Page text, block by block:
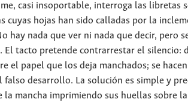
casi insoportable, interroga las libretas
cuyas hojas han sido calladas por la
hay nada que ver ni nada que decir, pero
El tacto pretende contrarrestar el silencio:
el papel que los deja manchados; se
falso desarrollo. La solución es simple y
la mancha imprimiendo sus huellas sobre